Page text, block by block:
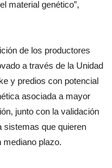
material genético”,
de los productores
a través de la Unidad
y predios con potencial
asociada a mayor
junto con la validación
sistemas que quieren
mediano plazo.